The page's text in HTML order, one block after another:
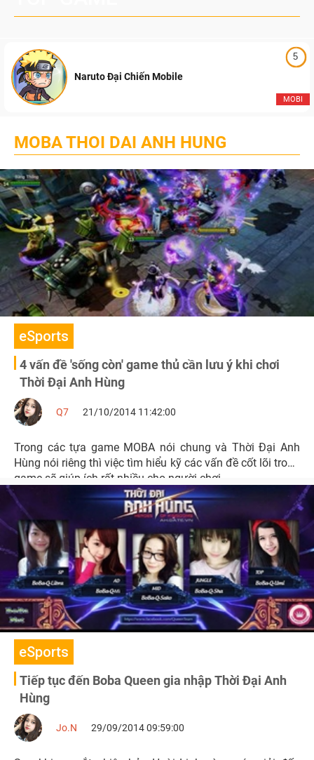
5
MOBI
Naruto Đại Chiến Mobile
MOBA THOI DAI ANH HUNG
eSports
4 vấn đề 'sống còn' game thủ cần lưu ý khi chơi
Thời Đại Anh Hùng
Q7 21/10/2014 11:42:00
Trong các tựa game MOBA nói chung và Thời Đại Anh
Hùng nói riêng thì việc tìm hiểu kỹ các vấn đề cốt lõi trong
game sẽ giúp ích rất nhiều cho người chơi.
eSports
Tiếp tục đến Boba Queen gia nhập Thời Đại Anh
Hùng
Jo.N 29/09/2014 09:59:00